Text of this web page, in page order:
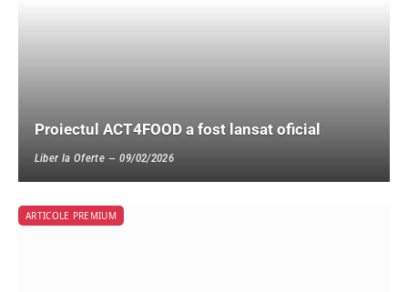
Proiectul ACT4FOOD a fost lansat oficial
Liber la Oferte 09/02/2026
ARTICOLE PREMIUM